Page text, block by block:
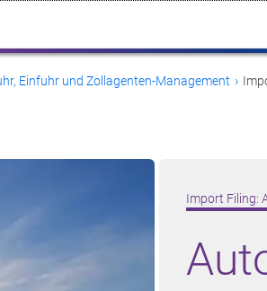
Einfuhr und Zollagenten-Management
Import Filing: